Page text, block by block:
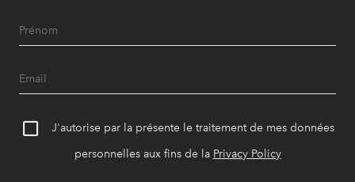
J'autorise par la présente le traitement de mes données
personnelles aux fins de la Privacy Policy